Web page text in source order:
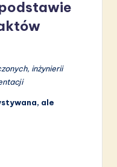
inżynierii
ale